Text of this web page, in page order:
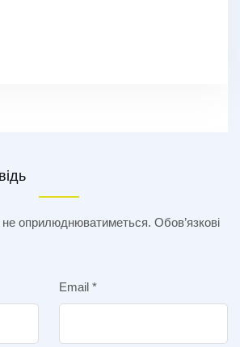
оприлюднюватиметься. Обов’язкові
Email *